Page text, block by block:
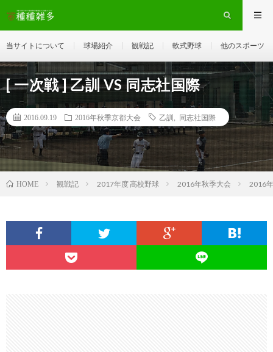
当サイトについて 球場紹介 観戦記 軟式野球 他のスポーツ
[ 一次戦 ] 乙訓 VS 同志社国際
2016.09.19 2016年秋季京都大会 乙訓 同志社国際
HOME 観戦記 2017年度 高校野球 2016年秋季大会 2016